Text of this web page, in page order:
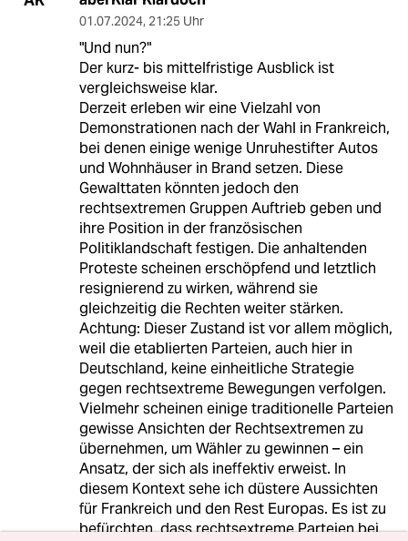
01.07.2024, 21:25 Uhr
"Und nun?"
Der kurz- bis mittelfristige Ausblick ist
vergleichsweise klar.
Derzeit erleben wir eine Vielzahl von
Demonstrationen nach der Wahl in Frankreich,
bei denen einige wenige Unruhestifter Autos
und Wohnhäuser in Brand setzen. Diese
Gewalttaten könnten jedoch den
rechtsextremen Gruppen Auftrieb geben und
ihre Position in der französischen
Politiklandschaft festigen. Die anhaltenden
Proteste scheinen erschöpfend und letztlich
resignierend zu wirken, während sie
gleichzeitig die Rechten weiter stärken.
Achtung: Dieser Zustand ist vor allem möglich,
weil die etablierten Parteien, auch hier in
Deutschland, keine einheitliche Strategie
gegen rechtsextreme Bewegungen verfolgen.
Vielmehr scheinen einige traditionelle Parteien
gewisse Ansichten der Rechtsextremen zu
übernehmen, um Wähler zu gewinnen – ein
Ansatz, der sich als ineffektiv erweist. In
diesem Kontext sehe ich düstere Aussichten
für Frankreich und den Rest Europas. Es ist zu
befürchten, dass rechtsextreme Parteien bei